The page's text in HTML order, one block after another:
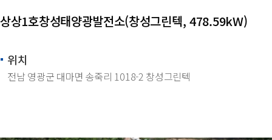
상상1호창성태양광발전소(창성그린텍, 478.59kW)
위치
전남 영광군 대마면 송죽리 1018-2 창성그린텍